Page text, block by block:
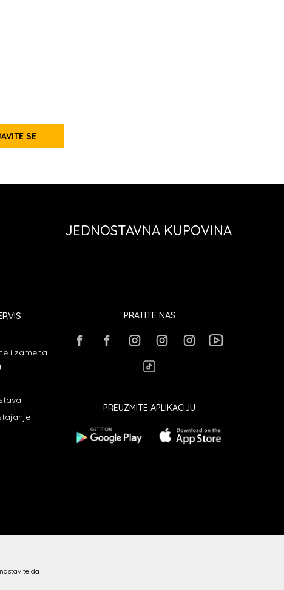
SE
JEDNOSTAVNA KUPOVINA
i zamena
PRATITE NAS
PREUZMITE APLIKACIJU
da